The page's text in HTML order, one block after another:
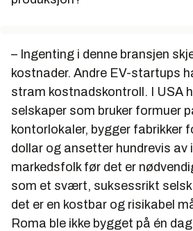
– Ingenting i denne bransjen
kostnader. Andre EV-startups
stram kostnadskontroll. I USA
selskaper som bruker formuer
kontorlokaler, bygger fabrikker
dollar og ansetter hundrevis av
markedsfolk før det er
som et svært, suksessrikt
det er en kostbar og risikabel
Roma ble ikke bygget på én